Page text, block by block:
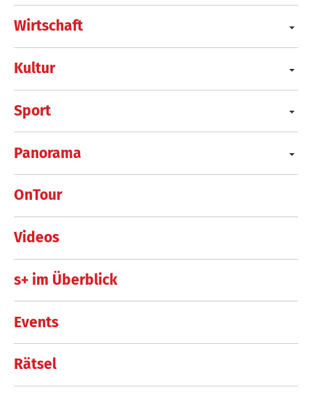
Wirtschaft
Kultur
Sport
Panorama
OnTour
Videos
s+ im Überblick
Events
Rätsel